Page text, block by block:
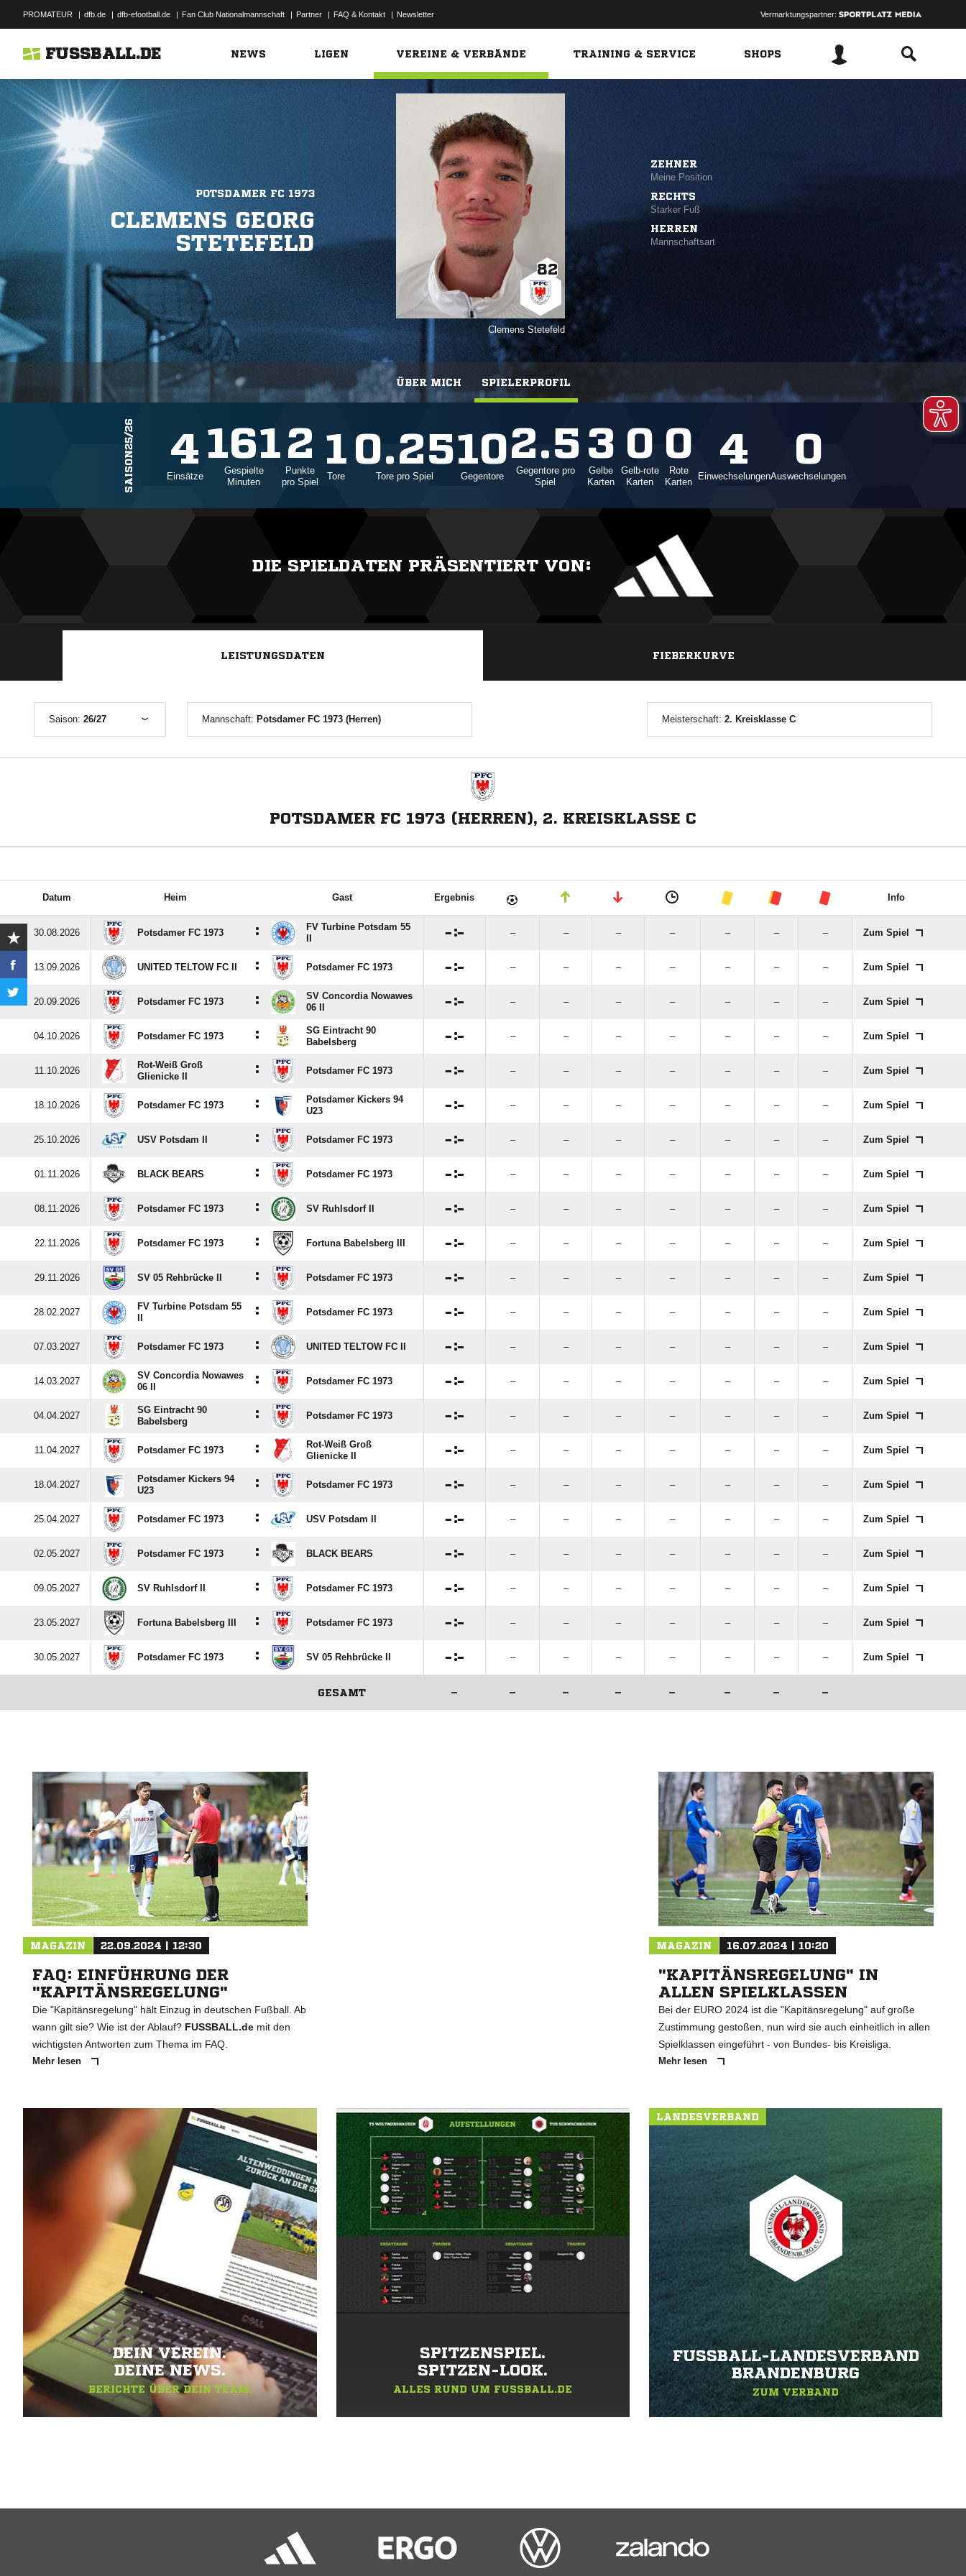
PROMATEUR | dfb.de | dfb-efootball.de | Fan Club Nationalmannschaft | Partner | FAQ & Kontakt | Newsletter Vermarktungspartner:
FUSSBALL.DE NEWS LIGEN VEREINE & VERBÄNDE TRAINING & SERVICE SHOPS
ÜBER MICH SPIELERPROFIL
POTSDAMER FC 1973
CLEMENS GEORG
STETEFELD
Clemens Stetefeld
82
ZEHNER
Meine Position
RECHTS
Starker Fuß
HERREN
Mannschaftsart
SAISON25/26 4
Einsätze
161
Gespielte
Minuten
2
Punkte
pro Spiel
1
Tore
0.25
Tore pro Spiel
10
Gegentore
2.5
Gegentore pro
Spiel
3
Gelbe
Karten
0
Gelb-rote
Karten
0
Rote
Karten
4
Einwechselungen
0
Auswechselungen
DIE SPIELDATEN PRÄSENTIERT VON:
LEISTUNGSDATEN FIEBERKURVE
Saison: 26/27 Mannschaft: Potsdamer FC 1973 (Herren) Meisterschaft: 2. Kreisklasse C
POTSDAMER FC 1973 (HERREN), 2. KREISKLASSE C
Datum Heim Gast Ergebnis Info
30.08.2026 Potsdamer FC 1973 :
FV Turbine Potsdam 55
: – – – – – – – Zum Spiel
13.09.2026 UNITED TELTOW FC II : Potsdamer FC 1973 : – – – – – – – Zum Spiel
20.09.2026 Potsdamer FC 1973 :
SV Concordia Nowawes
06 II
: – – – – – – – Zum Spiel
04.10.2026 Potsdamer FC 1973 :
SG Eintracht 90
Babelsberg
: – – – – – – – Zum Spiel
11.10.2026
Rot-Weiß Groß
Glienicke II
: Potsdamer FC 1973 : – – – – – – – Zum Spiel
18.10.2026 Potsdamer FC 1973 :
Potsdamer Kickers 94
U23
: – – – – – – – Zum Spiel
25.10.2026 USV Potsdam II : Potsdamer FC 1973 : – – – – – – – Zum Spiel
01.11.2026 BLACK BEARS : Potsdamer FC 1973 : – – – – – – – Zum Spiel
08.11.2026 Potsdamer FC 1973 : SV Ruhlsdorf II : – – – – – – – Zum Spiel
22.11.2026 Potsdamer FC 1973 : Fortuna Babelsberg III : – – – – – – – Zum Spiel
29.11.2026 SV 05 Rehbrücke II : Potsdamer FC 1973 : – – – – – – – Zum Spiel
28.02.2027
FV Turbine Potsdam 55
: Potsdamer FC 1973 : – – – – – – – Zum Spiel
07.03.2027 Potsdamer FC 1973 : UNITED TELTOW FC II : – – – – – – – Zum Spiel
14.03.2027
SV Concordia Nowawes
06 II
: Potsdamer FC 1973 : – – – – – – – Zum Spiel
04.04.2027
SG Eintracht 90
Babelsberg
: Potsdamer FC 1973 : – – – – – – – Zum Spiel
11.04.2027 Potsdamer FC 1973 :
Rot-Weiß Groß
Glienicke II
: – – – – – – – Zum Spiel
18.04.2027
Potsdamer Kickers 94
U23
: Potsdamer FC 1973 : – – – – – – – Zum Spiel
25.04.2027 Potsdamer FC 1973 : USV Potsdam II : – – – – – – – Zum Spiel
02.05.2027 Potsdamer FC 1973 : BLACK BEARS : – – – – – – – Zum Spiel
09.05.2027 SV Ruhlsdorf II : Potsdamer FC 1973 : – – – – – – – Zum Spiel
23.05.2027 Fortuna Babelsberg III : Potsdamer FC 1973 : – – – – – – – Zum Spiel
30.05.2027 Potsdamer FC 1973 : SV 05 Rehbrücke II : – – – – – – – Zum Spiel
GESAMT – – – – – – – –
MAGAZIN 22.09.2024 | 12:30
FAQ: EINFÜHRUNG DER
"KAPITÄNSREGELUNG"
Die "Kapitänsregelung" hält Einzug in deutschen Fußball. Ab
wann gilt sie? Wie ist der Ablauf? FUSSBALL.de mit den
wichtigsten Antworten zum Thema im FAQ.
Mehr lesen
MAGAZIN 16.07.2024 | 10:20
"KAPITÄNSREGELUNG" IN
ALLEN SPIELKLASSEN
Bei der EURO 2024 ist die "Kapitänsregelung" auf große
Zustimmung gestoßen, nun wird sie auch einheitlich in allen
Spielklassen eingeführt - von Bundes- bis Kreisliga.
Mehr lesen
DEIN VEREIN.
DEINE NEWS.
BERICHTE ÜBER DEIN TEAM.
SPITZENSPIEL.
SPITZEN-LOOK.
ALLES RUND UM FUSSBALL.DE
LANDESVERBAND
FUSSBALL-LANDESVERBAND B
RANDENBURG
ZUM VERBAND